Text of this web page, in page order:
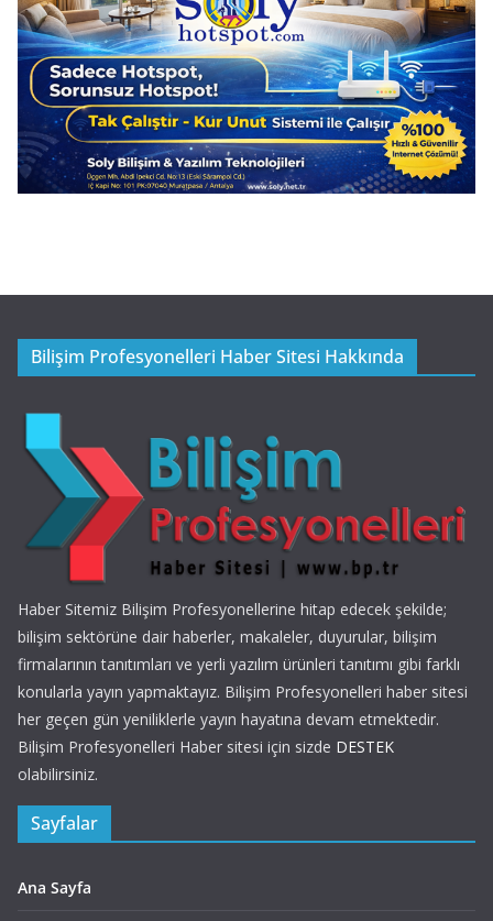
Bilişim Profesyonelleri Haber Sitesi Hakkında
Haber Sitemiz Bilişim Profesyonellerine hitap edecek şekilde;
bilişim sektörüne dair haberler, makaleler, duyurular, bilişim
firmalarının tanıtımları ve yerli yazılım ürünleri tanıtımı gibi farklı
konularla yayın yapmaktayız. Bilişim Profesyonelleri haber sitesi
her geçen gün yeniliklerle yayın hayatına devam etmektedir.
Bilişim Profesyonelleri Haber sitesi için sizde DESTEK
olabilirsiniz.
Sayfalar
Ana Sayfa